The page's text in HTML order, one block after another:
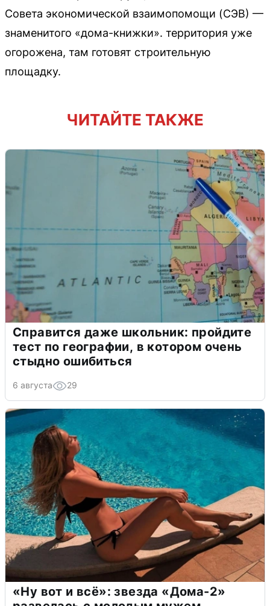
Совета экономической взаимопомощи (СЭВ) —
знаменитого «дома-книжки». территория уже
огорожена, там готовят строительную
площадку.
ЧИТАЙТЕ ТАКЖЕ
Справится даже школьник: пройдите
тест по географии, в котором очень
стыдно ошибиться
6 августа 29
«Ну вот и всё»: звезда «Дома-2»